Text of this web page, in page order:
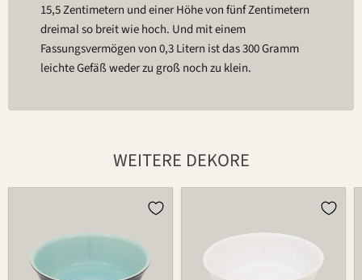
15,5 Zentimetern und einer Höhe von fünf Zentimetern
dreimal so breit wie hoch. Und mit einem
Fassungsvermögen von 0,3 Litern ist das 300 Gramm
leichte Gefäß weder zu groß noch zu klein.
WEITERE DEKORE